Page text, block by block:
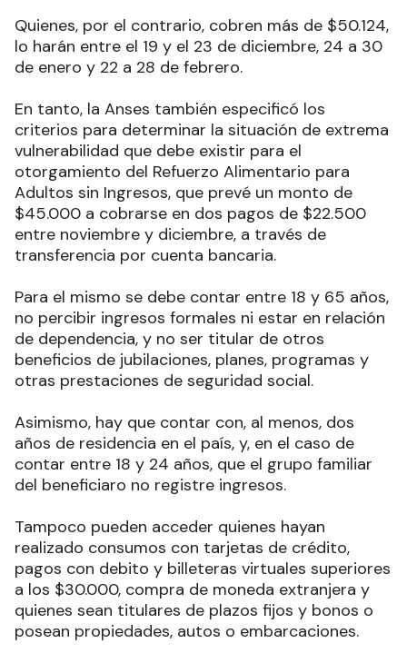
Quienes, por el contrario, cobren más de $50.124,
lo harán entre el 19 y el 23 de diciembre, 24 a 30
de enero y 22 a 28 de febrero.
En tanto, la Anses también especificó los
criterios para determinar la situación de extrema
vulnerabilidad que debe existir para el
otorgamiento del Refuerzo Alimentario para
Adultos sin Ingresos, que prevé un monto de
$45.000 a cobrarse en dos pagos de $22.500
entre noviembre y diciembre, a través de
transferencia por cuenta bancaria.
Para el mismo se debe contar entre 18 y 65 años,
no percibir ingresos formales ni estar en relación
de dependencia, y no ser titular de otros
beneficios de jubilaciones, planes, programas y
otras prestaciones de seguridad social.
Asimismo, hay que contar con, al menos, dos
años de residencia en el país, y, en el caso de
contar entre 18 y 24 años, que el grupo familiar
del beneficiaro no registre ingresos.
Tampoco pueden acceder quienes hayan
realizado consumos con tarjetas de crédito,
pagos con debito y billeteras virtuales superiores
a los $30.000, compra de moneda extranjera y
quienes sean titulares de plazos fijos y bonos o
posean propiedades, autos o embarcaciones.